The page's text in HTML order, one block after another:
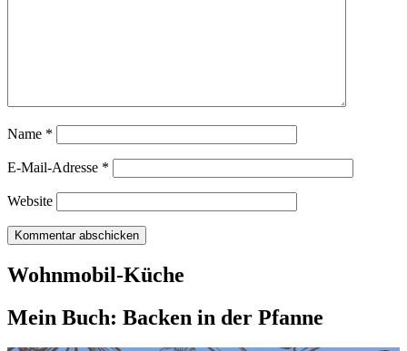
Name *
E-Mail-Adresse *
Website
Wohnmobil-Küche
Mein Buch: Backen in der Pfanne